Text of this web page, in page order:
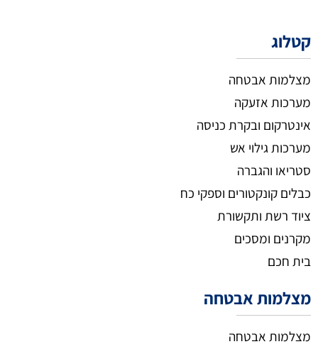
קטלוג
מצלמות אבטחה
מערכות אזעקה
אינטרקום ובקרת כניסה
מערכות גילוי אש
סטריאו והגברה
כבלים קונקטורים וספקי כח
ציוד רשת ותקשורת
מקרנים ומסכים
בית חכם
מצלמות אבטחה
מצלמות אבטחה